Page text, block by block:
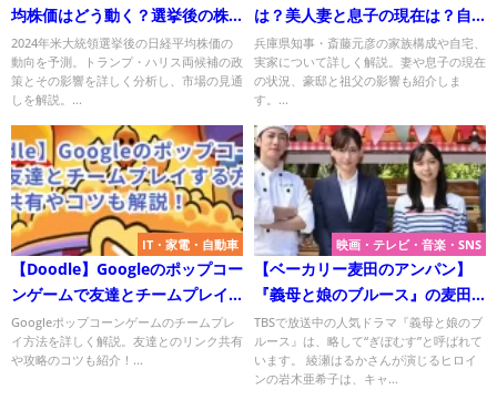
均株価はどう動く？選挙後の株
価変動予測とその理由
2024年米大統領選挙後の日経平均株価の
動向を予測。トランプ・ハリス両候補の政
策とその影響を詳しく分析し、市場の見通
しを解説。...
は？美人妻と息子の現在は？自
宅や実家は？
兵庫県知事・斎藤元彦の家族構成や自宅、
実家について詳しく解説。妻や息子の現在
の状況、豪邸と祖父の影響も紹介しま
す。...
IT・家電・自動車
【Doodle】Googleのポップコー
ンゲームで友達とチームプレイ
する方法：リンク共有やコツも
解説！
Googleポップコーンゲームのチームプレ
イ方法を詳しく解説。友達とのリンク共有
や攻略のコツも紹介！...
映画・テレビ・音楽・SNS
【ベーカリー麦田のアンパン】
『義母と娘のブルース』の麦田
のパンがセブンイレブンで発
売！
TBSで放送中の人気ドラマ『義母と娘のブ
ルース』は、略して“ぎぼむす”と呼ばれて
います。 綾瀬はるかさんが演じるヒロイ
ンの岩木亜希子は、キャ...